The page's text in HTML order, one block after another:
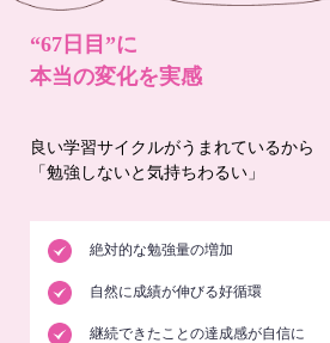
“67日目”に
本当の変化を実感
良い学習サイクルがうまれているから
「勉強しないと気持ちわるい」
絶対的な勉強量の増加
自然に成績が伸びる好循環
継続できたことの達成感が自信に